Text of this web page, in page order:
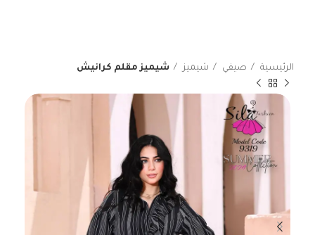
الرئيسية صيفي شيميز شيميز مقلم كرانيش